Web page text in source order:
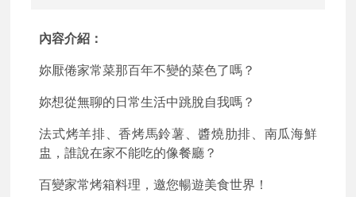
內容介紹：
妳厭倦家常菜那百年不變的菜色了嗎？
妳想從無聊的日常生活中跳脫自我嗎？
法式烤羊排、香烤馬鈴薯、醬燒肋排、南瓜海鮮
盅，誰說在家不能吃的像餐廳？
百變家常烤箱料理，邀您暢遊美食世界！